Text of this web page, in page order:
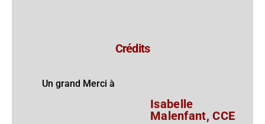
Crédits
Un grand Merci à
Isabelle
Malenfant, CCE